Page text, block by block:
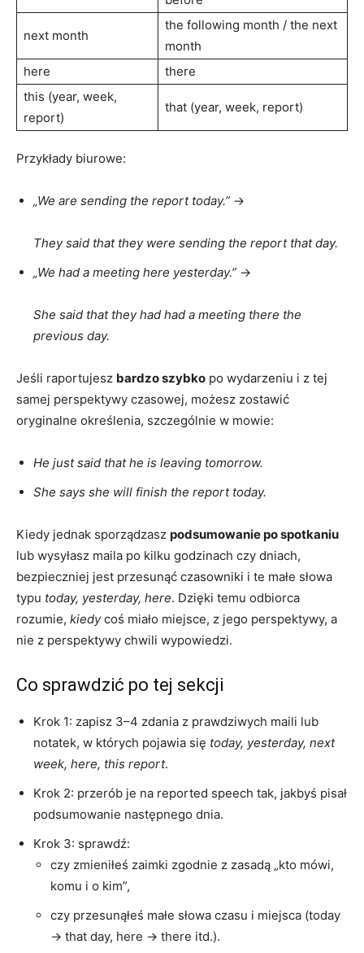
next month
the following month / the next
month
here
there
this (year, week,
report)
that (year, week, report)
Przykłady biurowe:
„We are sending the report today.” →
They said that they were sending the report that day.
„We had a meeting here yesterday.” →
She said that they had had a meeting there the
previous day.
Jeśli raportujesz bardzo szybko po wydarzeniu i z tej
samej perspektywy czasowej, możesz zostawić
oryginalne określenia, szczególnie w mowie:
He just said that he is leaving tomorrow.
She says she will finish the report today.
Kiedy jednak sporządzasz podsumowanie po spotkaniu
lub wysyłasz maila po kilku godzinach czy dniach,
bezpieczniej jest przesunąć czasowniki i te małe słowa
typu today, yesterday, here. Dzięki temu odbiorca
rozumie, kiedycoś miało miejsce, z jego perspektywy, a
nie z perspektywy chwili wypowiedzi.
Co sprawdzić po tej sekcji
Krok 1: zapisz 3–4 zdania z prawdziwych maili lub
notatek, w których pojawia się today, yesterday, next
week, here, this report.
Krok 2: przerób je na reported speech tak, jakbyś pisał
podsumowanie następnego dnia.
Krok 3: sprawdź:
czy zmieniłeś zaimki zgodnie z zasadą „kto mówi,
komu i o kim”,
czy przesunąłeś małe słowa czasu i miejsca (today
→ that day, here → there itd.).